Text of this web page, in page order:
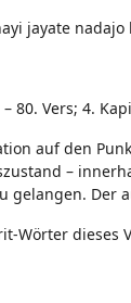
jayate nadajo
80. Vers; 4.
auf den
–
gelangen.
Wörter dieses